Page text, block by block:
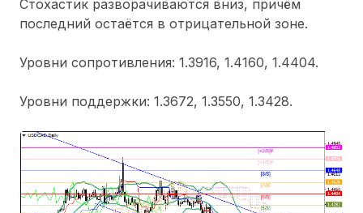
Стохастик разворачиваются вниз, причём
последний остаётся в отрицательной зоне.
Уровни сопротивления: 1.3916, 1.4160, 1.4404.
Уровни поддержки: 1.3672, 1.3550, 1.3428.